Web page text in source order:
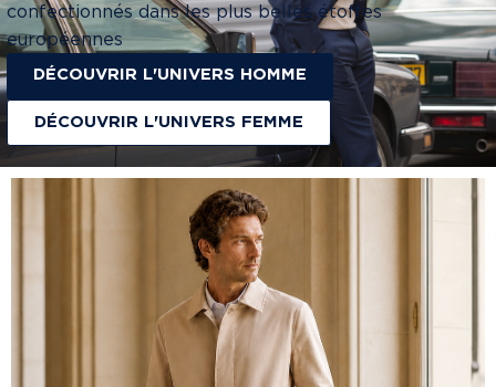
confectionnés dans les plus belles étoffes
européennes
DÉCOUVRIR L'UNIVERS HOMME
DÉCOUVRIR L'UNIVERS FEMME